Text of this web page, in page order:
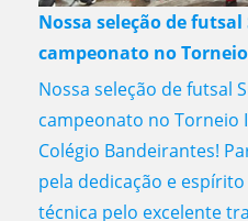
Nossa seleção de
campeonato no
Nossa seleção de futsal
campeonato no Torneio
Colégio Bandeirantes!
pela dedicação e
técnica pelo excelente